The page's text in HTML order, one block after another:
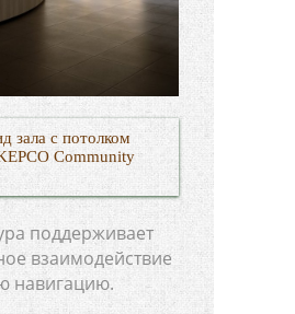
зала с потолком
Community
поддерживает
взаимодействие
навигацию.